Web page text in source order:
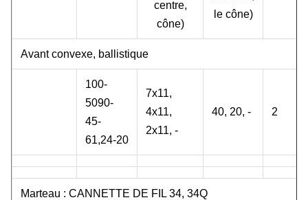
centre,
cône)
le cône)
Avant convexe, ballistique
100-
5090-
45-
61,24-20
7x11,
4x11,
2x11, -
40, 20, - 2
Marteau : CANNETTE DE FIL 34, 34Q